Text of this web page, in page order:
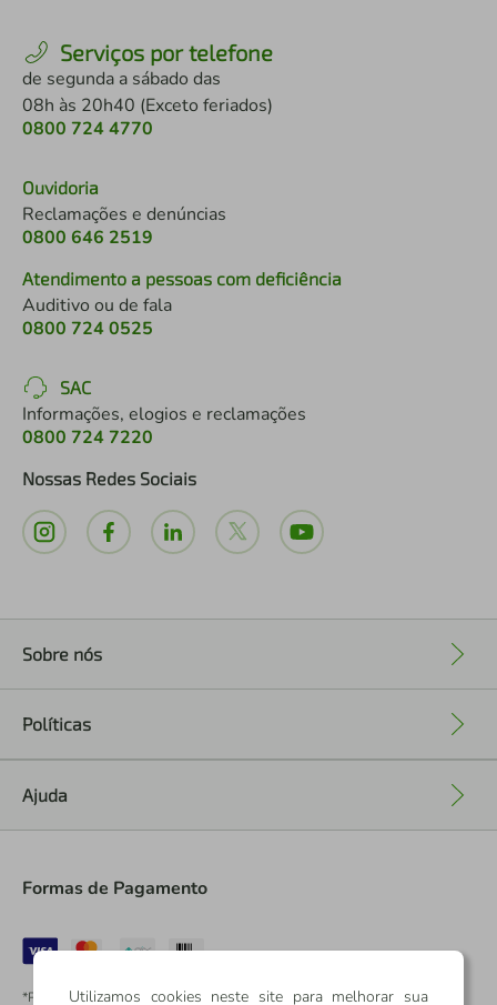
Serviços por telefone
de segunda a sábado das
08h às 20h40 (Exceto feriados)
0800 724 4770
Ouvidoria
Reclamações e denúncias
0800 646 2519
Atendimento a pessoas com deficiência
Auditivo ou de fala
0800 724 0525
SAC
Informações, elogios e reclamações
0800 724 7220
Nossas Redes Sociais
Sobre nós
Políticas
Ajuda
Formas de Pagamento
*Pontos dos Cartões Sicredi
Utilizamos cookies neste site para melhorar sua